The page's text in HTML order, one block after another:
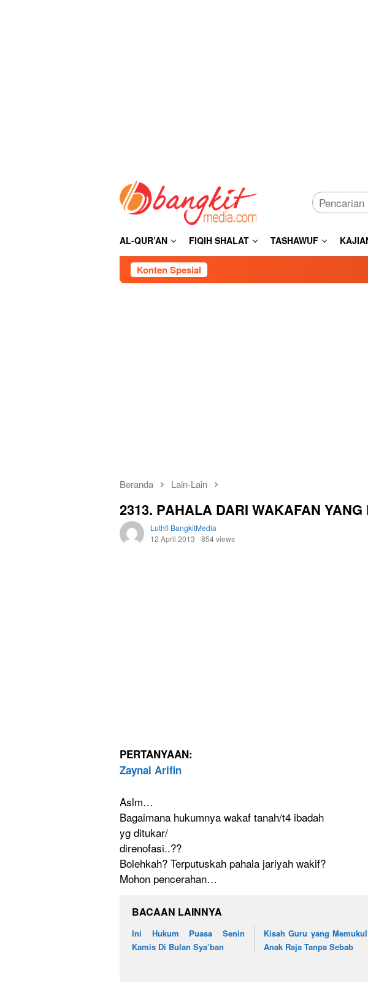
AL-QUR’AN FIQIH SHALAT TASHAWUF
Konten Spesial
Beranda Lain-Lain
2313. PAHALA DARI WAKAFAN YANG
Luthfi BangkitMedia
12 April 2013
854 views
PERTANYAAN:
Zaynal Arifin
Aslm…
Bagaimana hukumnya wakaf tanah/t4 ibadah
yg ditukar/
­direnofasi..??
Bolehkah? Terputuskah pahala jariyah wakif?
Mohon pencerahan…
BACAAN LAINNYA
Ini Hukum Puasa Senin
Kamis Di Bulan Sya’ban
Kisah Guru yang Memukul
Anak Raja Tanpa Sebab